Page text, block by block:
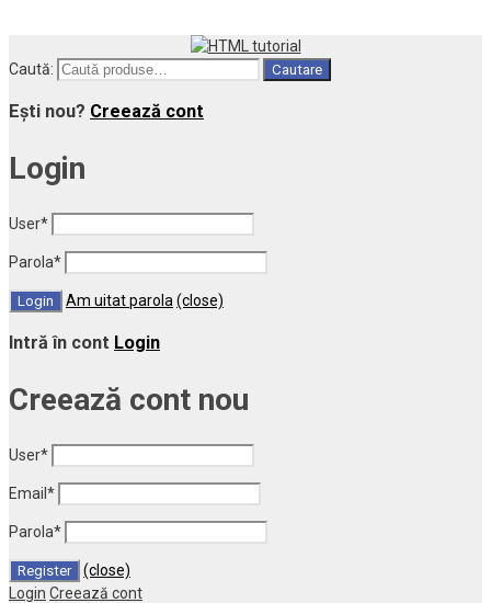
Caută: Cautare
Ești nou? Creează cont
Login
User*
Parola*
Am uitat parola (close)
Intră în cont Login
Creează cont nou
User*
Email *
Parola*
(close)
Login Creează cont